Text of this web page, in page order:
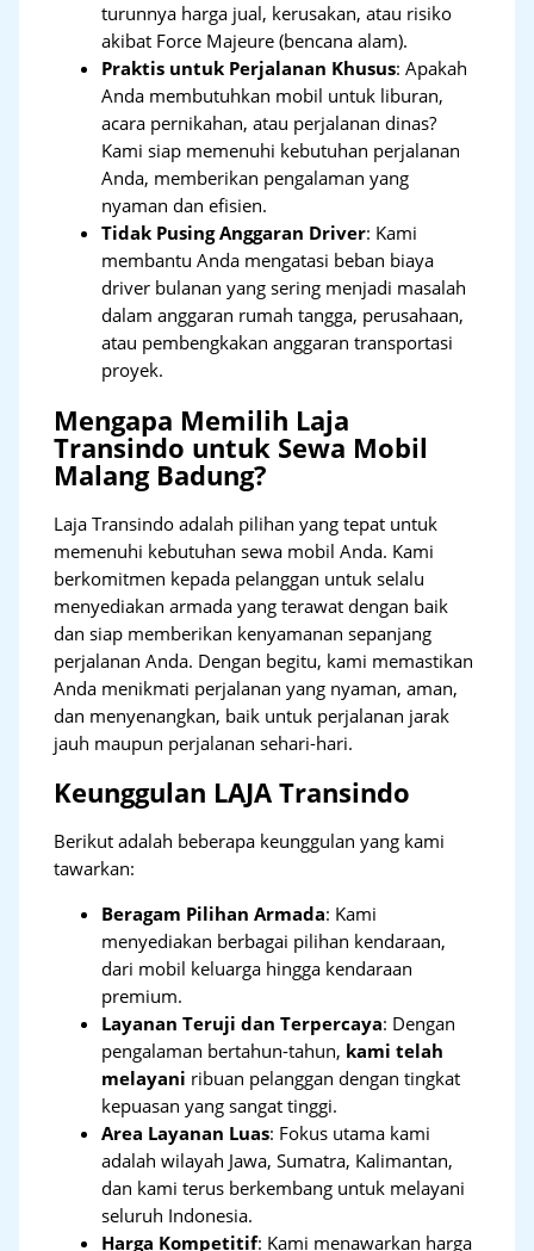
turunnya harga jual, kerusakan, atau risiko
akibat Force Majeure (bencana alam).
Praktis untuk Perjalanan Khusus: Apakah
Anda membutuhkan mobil untuk liburan,
acara pernikahan, atau perjalanan dinas?
Kami siap memenuhi kebutuhan perjalanan
Anda, memberikan pengalaman yang
nyaman dan efisien.
Tidak Pusing Anggaran Driver: Kami
membantu Anda mengatasi beban biaya
driver bulanan yang sering menjadi masalah
dalam anggaran rumah tangga, perusahaan,
atau pembengkakan anggaran transportasi
proyek.
Mengapa Memilih Laja
Transindo untuk Sewa Mobil
Malang Badung?
Laja Transindo adalah pilihan yang tepat untuk
memenuhi kebutuhan sewa mobil Anda. Kami
berkomitmen kepada pelanggan untuk selalu
menyediakan armada yang terawat dengan baik
dan siap memberikan kenyamanan sepanjang
perjalanan Anda. Dengan begitu, kami memastikan
Anda menikmati perjalanan yang nyaman, aman,
dan menyenangkan, baik untuk perjalanan jarak
jauh maupun perjalanan sehari-hari.
Keunggulan LAJA Transindo
Berikut adalah beberapa keunggulan yang kami
tawarkan:
Beragam Pilihan Armada: Kami
menyediakan berbagai pilihan kendaraan,
dari mobil keluarga hingga kendaraan
premium.
Layanan Teruji dan Terpercaya: Dengan
pengalaman bertahun-tahun, kami telah
melayani ribuan pelanggan dengan tingkat
kepuasan yang sangat tinggi.
Area Layanan Luas: Fokus utama kami
adalah wilayah Jawa, Sumatra, Kalimantan,
dan kami terus berkembang untuk melayani
seluruh Indonesia.
Harga Kompetitif: Kami menawarkan harga